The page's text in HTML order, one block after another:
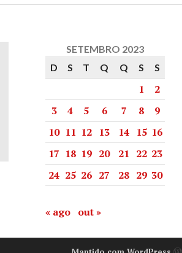
SETEMBRO 2023
D
S T Q Q S S
1
2
3
4 5 6 7 8
9
10 11 12 13 14 15 16
17 18 19 20 21 22 23
24 25 26 27 28 29 30
« ago out »